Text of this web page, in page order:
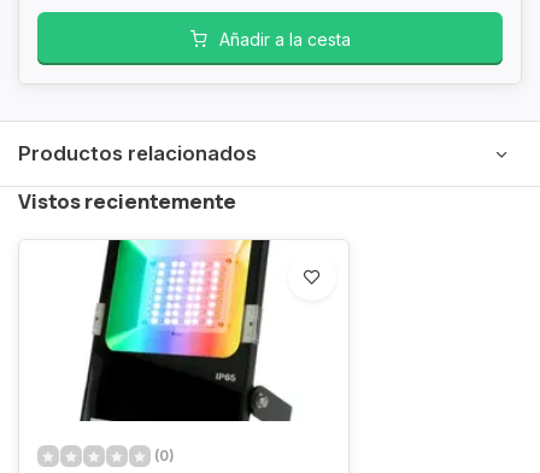
Añadir a la cesta
Productos relacionados
Vistos recientemente
(0)